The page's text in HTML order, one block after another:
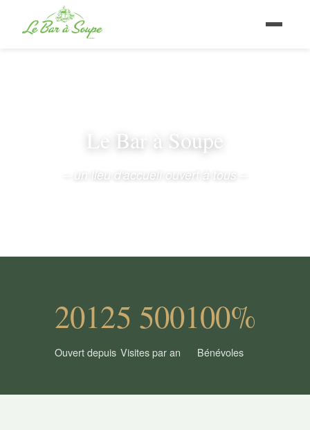
Le Bar à Soupe
– un lieu d'accueil ouvert à tous –
2012
Ouvert depuis
5 500
Visites par an
100%
Bénévoles